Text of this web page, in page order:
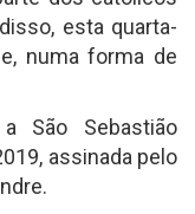
esta quarta-
numa forma de
São Sebastião
assinada pelo